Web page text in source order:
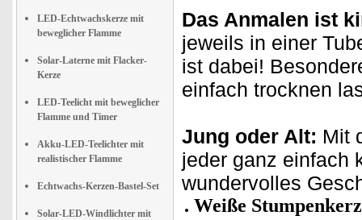
LED-Echtwachskerze mit
beweglicher Flamme
Solar-Laterne mit Flacker-
Kerze
LED-Teelicht mit beweglicher
Flamme und Timer
Akku-LED-Teelichter mit
realistischer Flamme
Echtwachs-Kerzen-Bastel-Set
Solar-LED-Windlichter mit
Das Anmalen ist
jeweils in einer
ist dabei!
einfach trocknen
Jung oder Alt: Mit
jeder ganz einfach
wundervolles
Weiße